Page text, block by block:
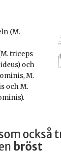
(M.
triceps
och
M.
och M.
också
bröst